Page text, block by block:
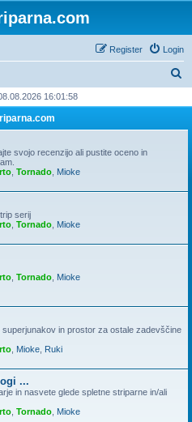
Login
Register
r
16:01:58
svojo recenzijo ali pustite oceno in
Tornado Mioke
serij
Tornado Mioke
Tornado Mioke
in prostor za ostale zadevščine
Mioke Ruki
...
in nasvete glede spletne striparne in/ali
Tornado Mioke